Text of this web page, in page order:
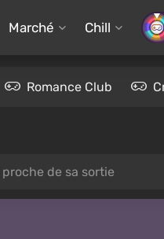
Marché Chill
Romance Club
de sa sortie